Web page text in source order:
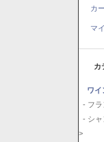
カ
マ
カ
ワイ
- フラ
- シャ
>